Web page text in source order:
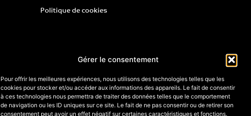
Gérer le consentement
Pour offrir les meilleures expériences, nous utilisons des technologies telles que les
cookies pour stocker et/ou accéder aux informations des appareils. Le fait de consentir
à ces technologies nous permettra de traiter des données telles que le comportement
de navigation ou les ID uniques sur ce site. Le fait de ne pas consentir ou de retirer son
consentement peut avoir un effet négatif sur certaines caractéristiques et fonctions.
Politique de cookies